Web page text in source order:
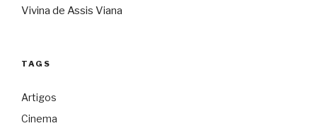
Vivina de Assis Viana
TAGS
Artigos
Cinema